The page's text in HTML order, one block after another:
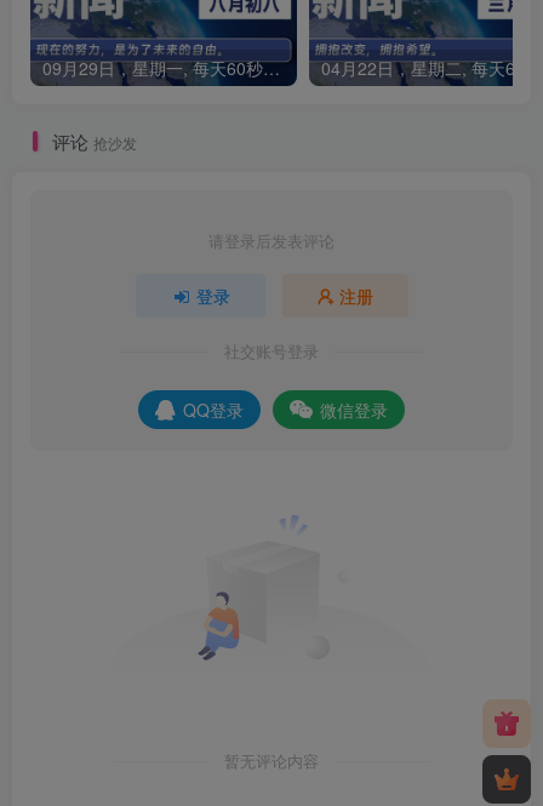
09月29日，星期一, 每天60秒读懂全世界！
评论 抢沙发
请登录后发表评论
登录 注册
社交账号登录
QQ登录 微信登录
暂无评论内容